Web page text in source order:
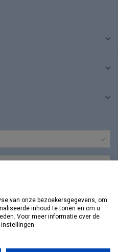
van onze bezoekersgegevens, om
inhoud te tonen en om u
Voor meer informatie over de